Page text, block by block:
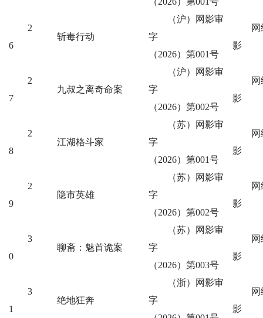
2
6
斩毒行动
（沪）网影审
字
（2026）第001号
影
2
7
九叔之离奇命案
（沪）网影审
字
（2026）第002号
影
2
8
江湖格斗家
（苏）网影审
字
（2026）第001号
影
2
9
隐市英雄
（苏）网影审
字
（2026）第002号
影
3
0
聊斋：魅首诡案
（苏）网影审
字
（2026）第003号
影
3
1
绝地狂奔
（浙）网影审
字
影